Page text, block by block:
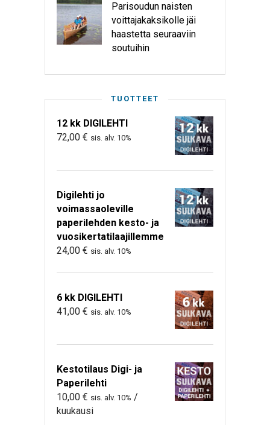
Parisoudun naisten
voittajakaksikolle jäi
haastetta seuraaviin
soutuihin
TUOTTEET
12 kk DIGILEHTI
72,00 € sis. alv. 10%
Digilehti jo
voimassaoleville
paperilehden kesto- ja
vuosikertatilaajillemme
24,00 € sis. alv. 10%
6 kk DIGILEHTI
41,00 € sis. alv. 10%
Kestotilaus Digi- ja
Paperilehti
10,00 € sis. alv. 10% /
kuukausi